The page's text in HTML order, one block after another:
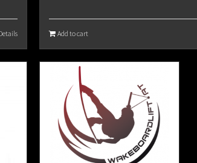
Add to cart